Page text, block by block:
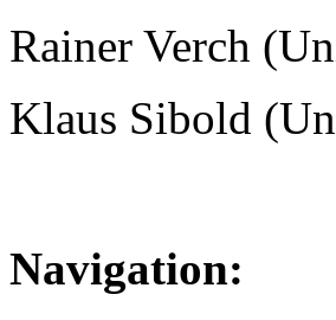
Rainer Verch
Klaus Sibold
Navigation: